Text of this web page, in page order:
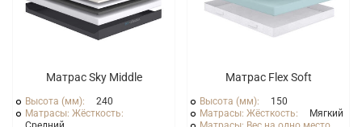
Матрас Sky Middle
Высота (мм):
240
Матрасы: Жёсткость:
Матрас Flex Soft
Высота (мм):
150
Матрасы: Жёсткость:
Мягкий